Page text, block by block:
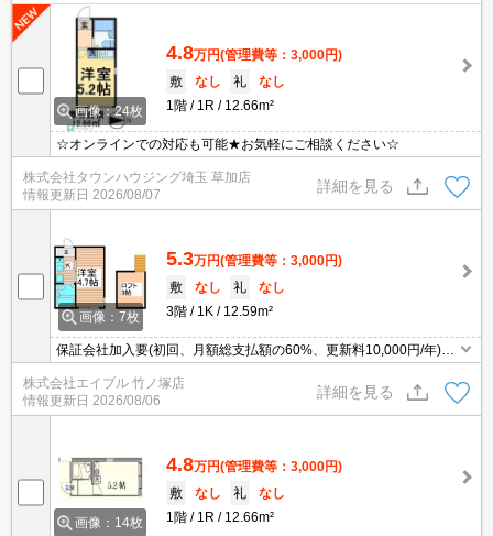
画像：24枚
4.8万円(管理費等：3,000円)
敷
なし 礼
なし
1階
1R 12.66m²
☆オンラインでの対応も可能★お気軽にご相談ください☆
株式会社タウンハウジング埼玉 草加店
情報更新日 2026/08/07
詳細を見る
画像：7枚
5.3万円(管理費等：3,000円)
敷
なし 礼
なし
3階
1K 12.59m²
保証会社加入要(初回、月額総支払額の60%、更新料10,000円/年)。
敷金・礼金なし。初期費用がおさえられる物件。ミニ冷蔵庫付。ロ
フト好きにオススメ。東武伊勢崎線竹ノ塚駅まで7分。
株式会社エイブル 竹ノ塚店
情報更新日 2026/08/06
詳細を見る
画像：14枚
4.8万円(管理費等：3,000円)
敷
なし 礼
なし
1階
1R 12.66m²